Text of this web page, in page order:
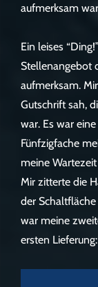
aufmerksam
Ein leises
Stellenangebot
aufmerksam.
Gutschrift sah,
war. Es war
Fünfzigfache
meine
Mir zitterte die
der
war meine
ersten